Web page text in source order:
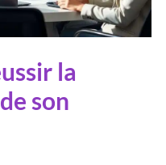
la
son